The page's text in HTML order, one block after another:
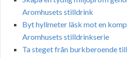
Aromhusets stilldrink
Byt hyllmeter läsk mot en
Aromhusets stilldrinkserie
Ta steget från burkberoende